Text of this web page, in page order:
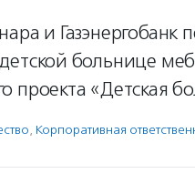
и Газэнергобанк
больнице
проекта «Детская
, Корпоративная